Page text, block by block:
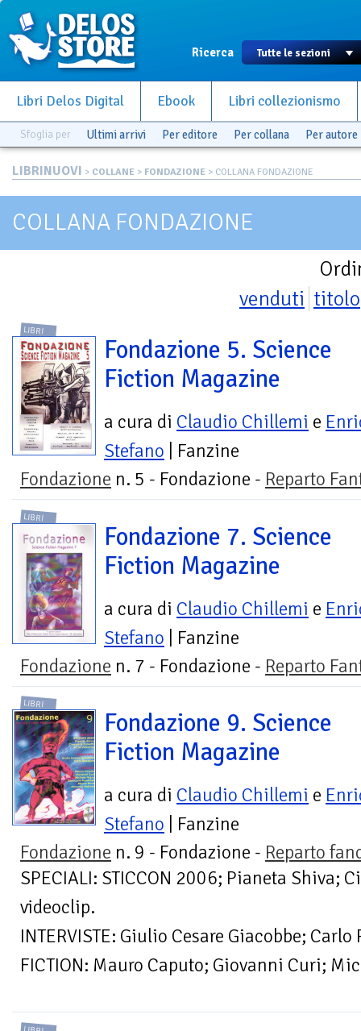
Ricerca
Libri Delos Digital Ebook Libri collezionismo
Sfoglia per Ultimi arrivi Per editore Per collana Per autore
LIBRINUOVI > COLLANE > FONDAZIONE > COLLANA FONDAZIONE
COLLANA FONDAZIONE
venduti titolo
LIBRI
Fondazione 5. Science
Fiction Magazine
a cura di Claudio Chillemi e
Stefano | Fanzine
Fondazione n. 5 - Fondazione - Reparto
LIBRI
Fondazione 7. Science
Fiction Magazine
a cura di Claudio Chillemi e
Stefano | Fanzine
Fondazione n. 7 - Fondazione - Reparto
LIBRI
Fondazione 9. Science
Fiction Magazine
a cura di Claudio Chillemi e
Stefano | Fanzine
Fondazione n. 9 - Fondazione - Reparto
SPECIALI: STICCON 2006; Pianeta Shiva;
videoclip.
INTERVISTE: Giulio Cesare Giacobbe; Carlo
FICTION: Mauro Caputo; Giovanni Curi;